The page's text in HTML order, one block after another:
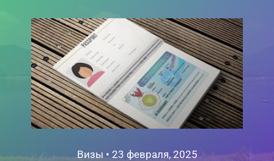
Визы • 23 февраля, 2025